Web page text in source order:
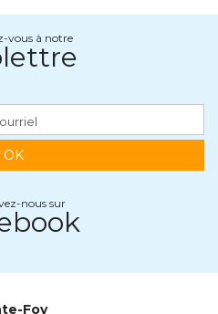
vous à notre
OK
nous sur
Foy